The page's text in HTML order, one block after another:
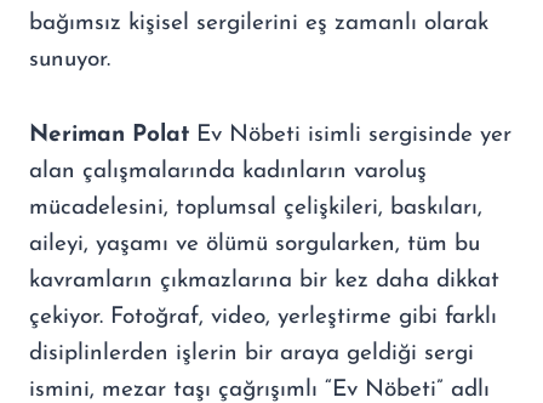
bağımsız kişisel sergilerini eş zamanlı olarak
sunuyor.
Neriman Polat Ev Nöbeti isimli sergisinde yer
alan çalışmalarında kadınların varoluş
mücadelesini, toplumsal çelişkileri, baskıları,
aileyi, yaşamı ve ölümü sorgularken, tüm bu
kavramların çıkmazlarına bir kez daha dikkat
çekiyor. Fotoğraf, video, yerleştirme gibi farklı
disiplinlerden işlerin bir araya geldiği sergi
ismini, mezar taşı çağrışımlı “Ev Nöbeti” adlı